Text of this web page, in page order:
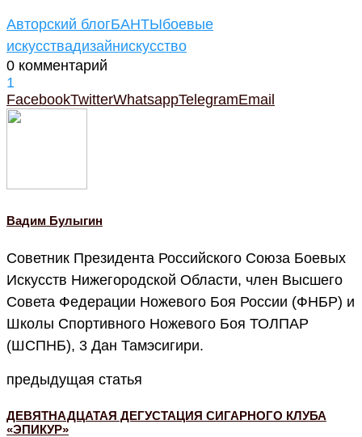
Авторский блогБАНТЫбоевые
искусствадизайнискусство
0 комментарий
1
FacebookTwitterWhatsappTelegramEmail
Вадим Булыгин
Советник Президента Российского Союза Боевых
Искусств Нижегородской Области, член Высшего
Совета Федерации Ножевого Боя России (ФНБР) и
Школы Спортивного Ножевого Боя ТОЛПАР
(ШСПНБ), 3 Дан Тамэсигири.
предыдущая статья
ДЕВЯТНАДЦАТАЯ ДЕГУСТАЦИЯ СИГАРНОГО КЛУБА
«ЭПИКУР»